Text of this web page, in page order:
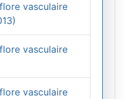
vasculaire
vasculaire
vasculaire